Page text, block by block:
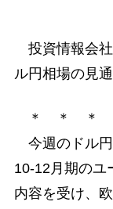
投資情報会社
ル円相場の見
＊ ＊ ＊
今週のドル円
10-12月期のユ
内容を受け、